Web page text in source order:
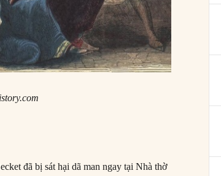
đã bị sát hại dã man ngay tại Nhà thờ